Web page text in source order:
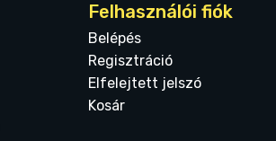
Felhasználói fiók
Belépés
Regisztráció
Elfelejtett jelszó
Kosár